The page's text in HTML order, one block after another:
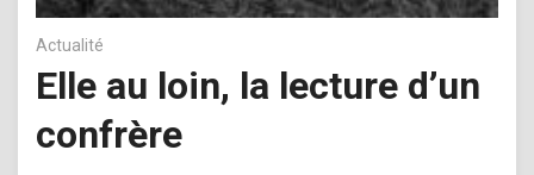
Actualité
Elle au loin, la lecture d’un
confrère